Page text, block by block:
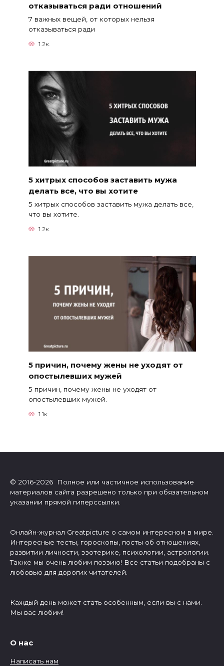
отказываться ради отношений
7 важных вещей, от которых нельзя
отказываться ради
1.2к.
5 хитрых способов заставить мужа
делать все, что вы хотите
5 хитрых способов заставить мужа делать все,
что вы хотите.
1.2к.
5 причин, почему жены не уходят от
опостылевших мужей
5 причин, почему жены не уходят от
опостылевших мужей.
1.1к.
© 2016-2026 Полное или частичное использование
материалов сайта разрешено только при обязательном
указании прямой гиперссылки.
Онлайн-журнал Greatpicture о самом интересном в мире.
Интересные тесты, гороскопы, посты об отношениях,
развитии личности, эзотерике, психологии, астрологии.
Также мы очень любим поэзию! Все статьи подобраны с
любовью для дорогих читателей.
Каждый день может стать особенным, если вы с нами.
Мы вас любим!
О нас
Написать нам